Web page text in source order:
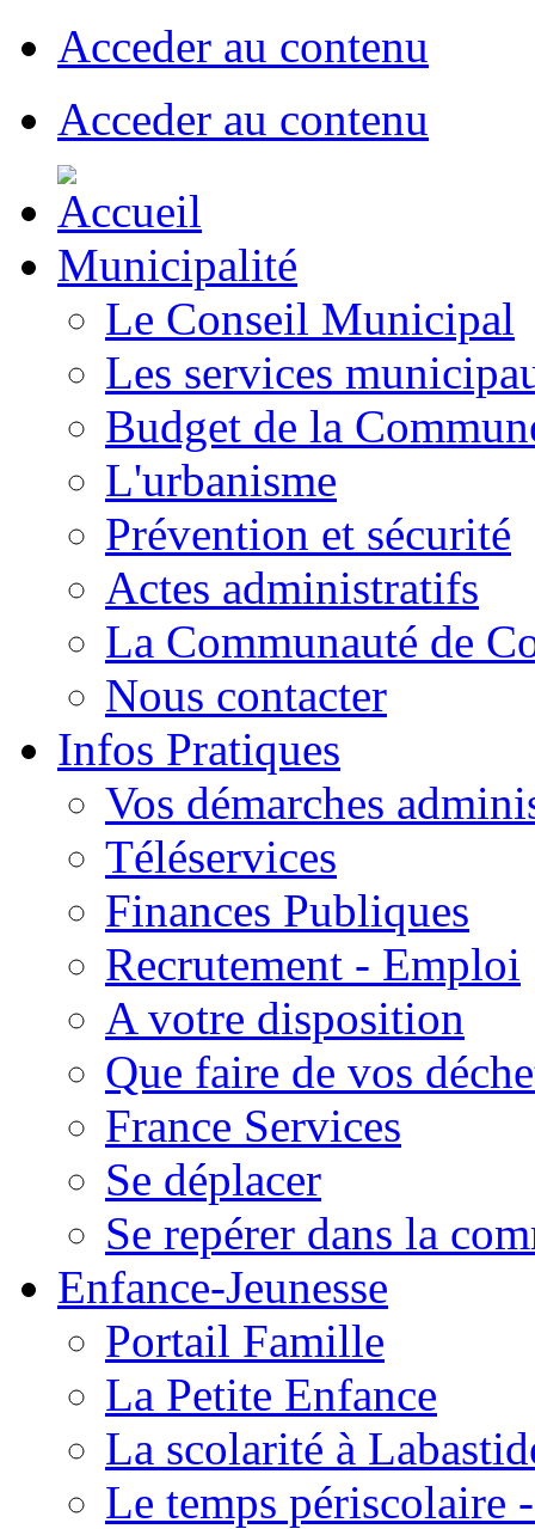
Acceder au contenu
Acceder au contenu
Municipalité
Le Conseil Municipal
Les services
Budget de la
L'urbanisme
Prévention et sécurité
Actes administratifs
La Communauté de
Nous contacter
Infos Pratiques
Vos démarches
Téléservices
Finances Publiques
Recrutement - Emploi
A votre disposition
Que faire de vos
France Services
Se déplacer
Se repérer dans la
Enfance-Jeunesse
Portail Famille
La Petite Enfance
La scolarité à
Le temps périscolaire